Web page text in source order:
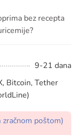
bez recepta
9-21 dana
Bitcoin, Tether
poštom)